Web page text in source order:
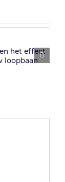
Veranderen?
Alleen als we